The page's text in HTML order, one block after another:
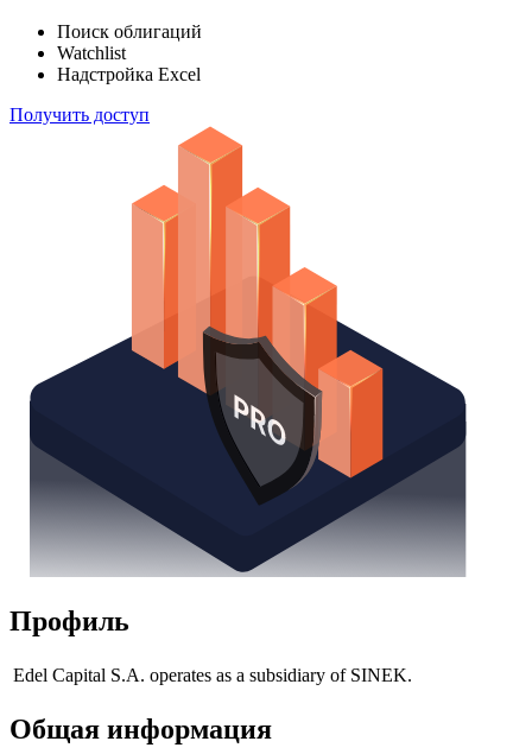
Отслеживайте свой портфель наиболее эффективным
способом
Поиск облигаций
Надстройка Excel
Получить доступ